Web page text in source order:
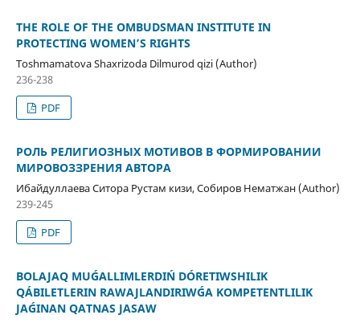
THE ROLE OF THE OMBUDSMAN INSTITUTE IN
PROTECTING WOMEN’S RIGHTS
Toshmamatova Shaxrizoda Dilmurod qizi (Author)
236-238
PDF
РОЛЬ РЕЛИГИОЗНЫХ МОТИВОВ В ФОРМИРОВАНИИ
МИРОВОЗЗРЕНИЯ АВТОРА
Ибайдуллаева Ситора Рустам кизи, Собиров Нематжан (Author)
239-245
PDF
BOLAJAQ MUǴALLIMLERDIŃ DÓRETIWSHILIK
QÁBILETLERIN RAWAJLANDIRIWǴA KOMPETENTLILIK
JAǴINAN QATNAS JASAW